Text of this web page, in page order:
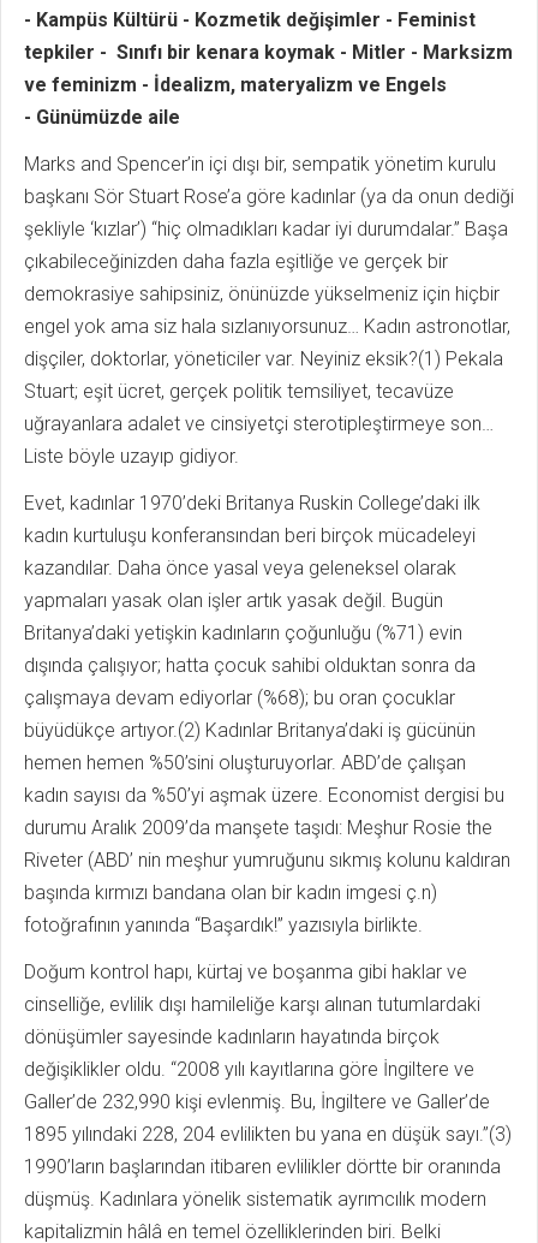
- Kampüs Kültürü - Kozmetik değişimler - Feminist
tepkiler - Sınıfı bir kenara koymak - Mitler - Marksizm
ve feminizm - İdealizm, materyalizm ve Engels
- Günümüzde aile
Marks and Spencer’in içi dışı bir, sempatik yönetim kurulu
başkanı Sör Stuart Rose’a göre kadınlar (ya da onun dediği
şekliyle ‘kızlar’) “hiç olmadıkları kadar iyi durumdalar.” Başa
çıkabileceğinizden daha fazla eşitliğe ve gerçek bir
demokrasiye sahipsiniz, önünüzde yükselmeniz için hiçbir
engel yok ama siz hala sızlanıyorsunuz… Kadın astronotlar,
dişçiler, doktorlar, yöneticiler var. Neyiniz eksik?(1) Pekala
Stuart; eşit ücret, gerçek politik temsiliyet, tecavüze
uğrayanlara adalet ve cinsiyetçi sterotipleştirmeye son…
Liste böyle uzayıp gidiyor.
Evet, kadınlar 1970’deki Britanya Ruskin College’daki ilk
kadın kurtuluşu konferansından beri birçok mücadeleyi
kazandılar. Daha önce yasal veya geleneksel olarak
yapmaları yasak olan işler artık yasak değil. Bugün
Britanya’daki yetişkin kadınların çoğunluğu (%71) evin
dışında çalışıyor; hatta çocuk sahibi olduktan sonra da
çalışmaya devam ediyorlar (%68); bu oran çocuklar
büyüdükçe artıyor.(2) Kadınlar Britanya’daki iş gücünün
hemen hemen %50’sini oluşturuyorlar. ABD’de çalışan
kadın sayısı da %50’yi aşmak üzere. Economist dergisi bu
durumu Aralık 2009’da manşete taşıdı: Meşhur Rosie the
Riveter (ABD’ nin meşhur yumruğunu sıkmış kolunu kaldıran
başında kırmızı bandana olan bir kadın imgesi ç.n)
fotoğrafının yanında “Başardık!” yazısıyla birlikte.
Doğum kontrol hapı, kürtaj ve boşanma gibi haklar ve
cinselliğe, evlilik dışı hamileliğe karşı alınan tutumlardaki
dönüşümler sayesinde kadınların hayatında birçok
değişiklikler oldu. “2008 yılı kayıtlarına göre İngiltere ve
Galler’de 232,990 kişi evlenmiş. Bu, İngiltere ve Galler’de
1895 yılındaki 228, 204 evlilikten bu yana en düşük sayı.”(3)
1990’ların başlarından itibaren evlilikler dörtte bir oranında
düşmüş. Kadınlara yönelik sistematik ayrımcılık modern
kapitalizmin hâlâ en temel özelliklerinden biri. Belki